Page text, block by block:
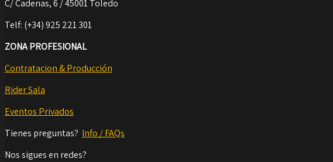
C/ Cadenas, 6 / 45001 Toledo
Telf: (+34) 925 221 301
ZONA PROFESIONAL
Contratacion & Producción
Rider Sala
Eventos Privados
Tienes preguntas? Info / FAQs
Nos sigues en redes?